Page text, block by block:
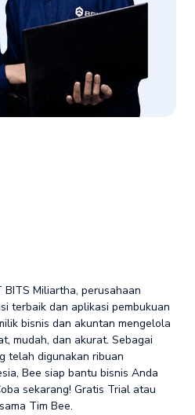
Miliartha, perusahaan
terbaik dan aplikasi pembukuan
bisnis dan akuntan mengelola
mudah, dan akurat. Sebagai
telah digunakan ribuan
Bee siap bantu bisnis Anda
sekarang! Gratis Trial atau
Tim Bee.